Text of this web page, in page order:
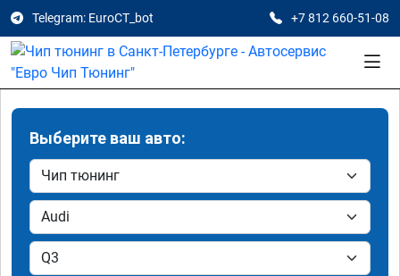
Telegram: EuroCT_bot +7 812 660-51-08
Выберите ваш авто: